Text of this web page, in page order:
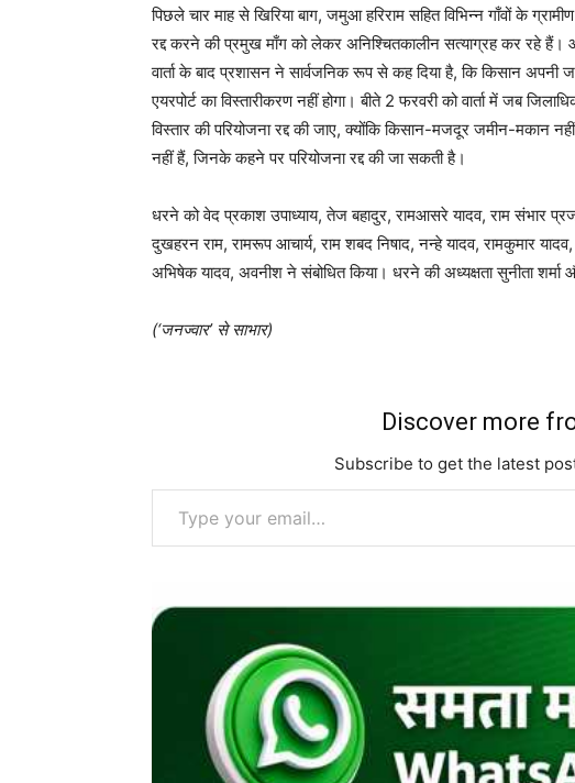
पिछले चार माह से खिरिया बाग, जमुआ हरिराम सहित विभिन्न गाँवों के
रद्द करने की प्रमुख माँग को लेकर अनिश्चितकालीन सत्याग्रह कर रहे
वार्ता के बाद प्रशासन ने सार्वजनिक रूप से कह दिया है, कि किसान अपनी
एयरपोर्ट का विस्तारीकरण नहीं होगा। बीते 2 फरवरी को वार्ता में जब
विस्तार की परियोजना रद्द की जाए, क्योंकि किसान-मजदूर जमीन-मकान
नहीं हैं, जिनके कहने पर परियोजना रद्द की जा सकती है।
धरने को वेद प्रकाश उपाध्याय, तेज बहादुर, रामआसरे यादव, राम संभार
दुखहरन राम, रामरूप आचार्य, राम शबद निषाद, नन्हे यादव, रामकुमार
अभिषेक यादव, अवनीश ने संबोधित किया। धरने की अध्यक्षता सुनीता
(‘जनज्वार’ से साभार)
Discover more
Subscribe to get the latest
Type your email…